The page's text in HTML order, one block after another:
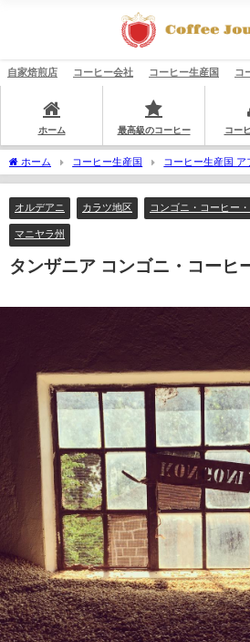
自家焙煎店 コーヒー会社 コーヒー生産国 コ
ホーム 最高級のコーヒー コー
ホーム コーヒー生産国 コーヒー生産国 ア
ラ州
カラツ地区 オルデアニ タンザニア
オルデアニ カラツ地区 コンゴニ・コーヒー
マニヤラ州
タンザニア コンゴニ・コーヒ